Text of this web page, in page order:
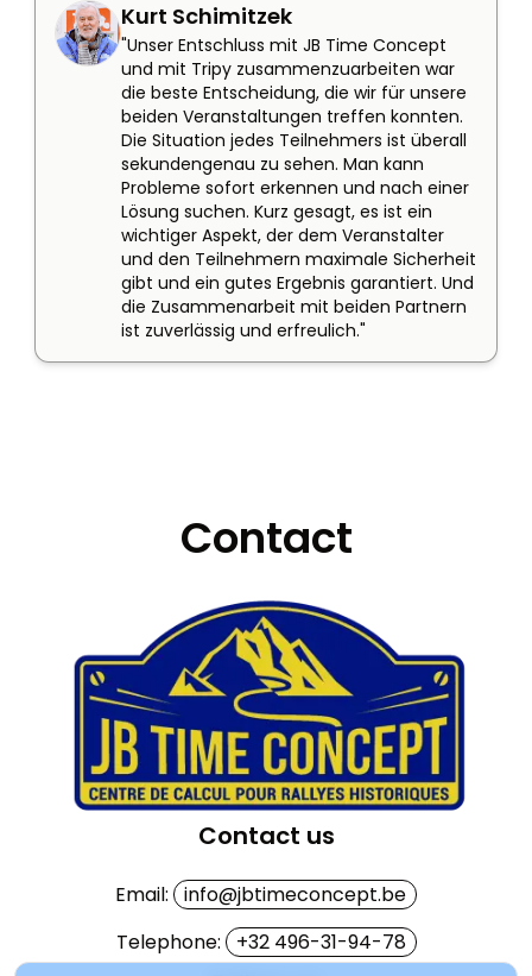
Kurt Schimitzek
"Unser Entschluss mit JB Time Concept
und mit Tripy zusammenzuarbeiten war
die beste Entscheidung, die wir für unsere
beiden Veranstaltungen treffen konnten.
Die Situation jedes Teilnehmers ist überall
sekundengenau zu sehen. Man kann
Probleme sofort erkennen und nach einer
Lösung suchen. Kurz gesagt, es ist ein
wichtiger Aspekt, der dem Veranstalter
und den Teilnehmern maximale Sicherheit
gibt und ein gutes Ergebnis garantiert. Und
die Zusammenarbeit mit beiden Partnern
ist zuverlässig und erfreulich."
Contact
Contact us
Email:
info@jbtimeconcept.be
Telephone: +32 496-31-94-78